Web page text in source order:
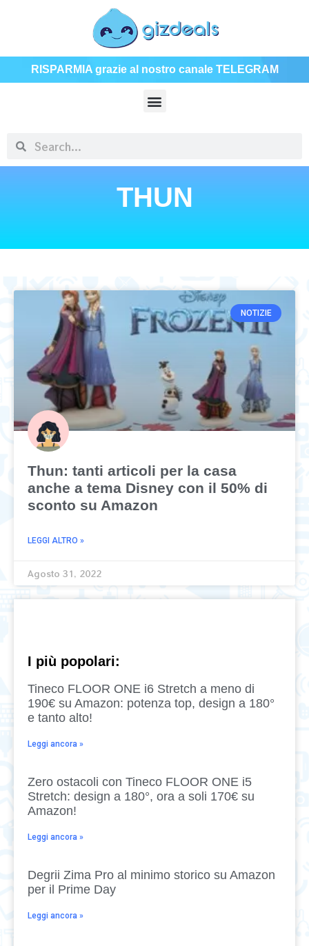
RISPARMIA grazie al nostro canale TELEGRAM
THUN
NOTIZIE
Thun: tanti articoli per la casa
anche a tema Disney con il 50% di
sconto su Amazon
LEGGI ALTRO »
Agosto 31, 2022
I più popolari:
Tineco FLOOR ONE i6 Stretch a meno di
190€ su Amazon: potenza top, design a 180°
e tanto alto!
Leggi ancora »
Zero ostacoli con Tineco FLOOR ONE i5
Stretch: design a 180°, ora a soli 170€ su
Amazon!
Leggi ancora »
Degrii Zima Pro al minimo storico su Amazon
per il Prime Day
Leggi ancora »